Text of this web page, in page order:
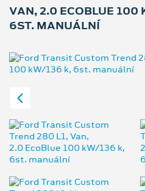
VAN, 2.0 ECOBLUE 100
6ST. MANUÁLNÍ